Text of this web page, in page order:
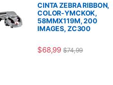
CINTA ZEBRA RIBBON,
COLOR-YMCKOK,
58MMX119M, 200
IMAGES, ZC300
$68,99 $74,99